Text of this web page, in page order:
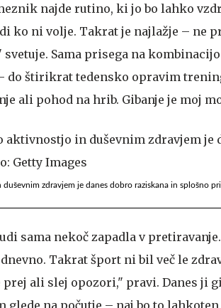
najde rutino, ki jo bo lahko
ko ni volje. Takrat je najlažje – ne
svetuje. Sama prisega na
do štirikrat tedensko opravim
ali pohod na hrib. Gibanje je moj
zdravjem je danes dobro raziskana in splošno
sama nekoč zapadla v
Takrat šport ni bil več le
prej ali slej opozori," pravi. Danes ji
glede na počutje – naj bo to